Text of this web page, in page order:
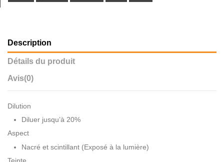
Description
Détails du produit
Avis(0)
Dilution
Diluer jusqu’à 20%
Aspect
Nacré et scintillant (Exposé à la lumière)